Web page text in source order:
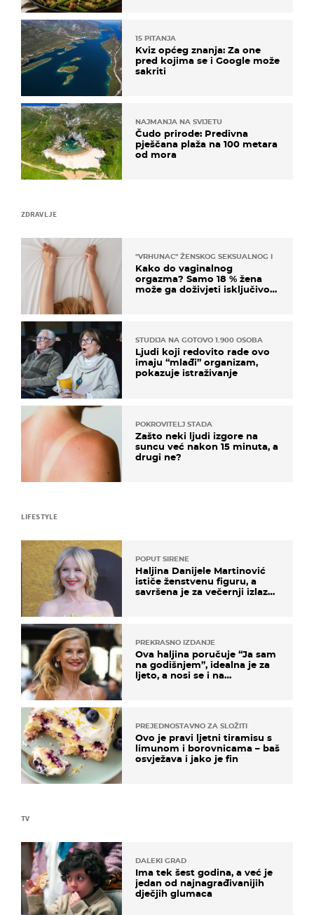
ZDRAVLJE
"VRHUNAC" ŽENSKOG SEKSUALNOG ISKUSTVA
Kako do vaginalnog
orgazma? Samo 18 % žena
može ga doživjeti isključivo
STUDIJA NA GOTOVO 1.900 OSOBA
Ljudi koji redovito rade ovo
imaju “mlađi” organizam,
pokazuje istraživanje
POKROVITELJ STADA
Zašto neki ljudi izgore na
suncu već nakon 15 minuta, a
drugi ne?
TV
DALEKI GRAD
Ima tek šest godina, a već je
jedan od najnagrađivanijih
dječjih glumaca
15 PITANJA
Kviz općeg znanja: Za one
pred kojima se i Google može
sakriti
NAJMANJA NA SVIJETU
Čudo prirode: Predivna
pješčana plaža na 100 metara
od mora
LIFESTYLE
POPUT SIRENE
Haljina Danijele Martinović
ističe ženstvenu figuru, a
savršena je za večernji izlazak
PREKRASNO IZDANJE
Ova haljina poručuje “Ja sam
na godišnjem”, idealna je za
ljeto, a nosi se i na
PREJEDNOSTAVNO ZA SLOŽITI
Ovo je pravi ljetni tiramisu s
limunom i borovnicama – baš
osvježava i jako je fin